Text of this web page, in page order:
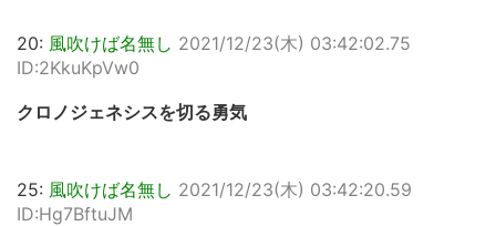
20: 風吹けば名無し 2021/12/23(木) 03:42:02.75
ID:2KkuKpVw0
クロノジェネシスを切る勇気
25: 風吹けば名無し 2021/12/23(木) 03:42:20.59
ID:Hg7BftuJM